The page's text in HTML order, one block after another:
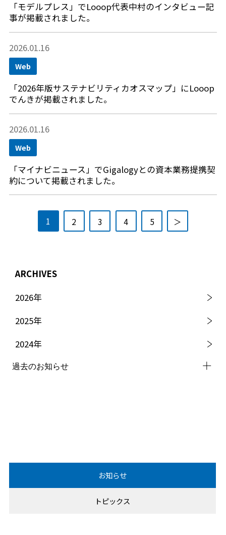
「モデルプレス」でLooop代表中村のインタビュー記
事が掲載されました。
2026.01.16
Web
「2026年版サステナビリティカオスマップ」にLooop
でんきが掲載されました。
2026.01.16
Web
「マイナビニュース」でGigalogyとの資本業務提携契
約について掲載されました。
1 2 3 4 5 ＞
ARCHIVES
2026年
2025年
2024年
過去のお知らせ
お知らせ
トピックス